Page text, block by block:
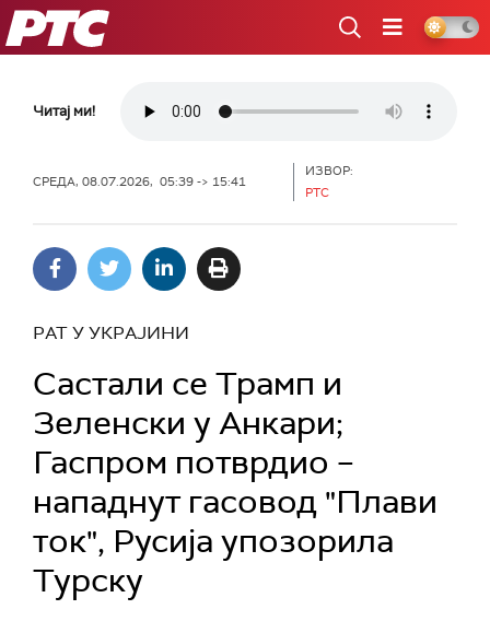
РТС
Читај ми!
СРЕДА, 08.07.2026, 05:39 -> 15:41
ИЗВОР:
РТС
РАТ У УКРАЈИНИ
Састали се Трамп и
Зеленски у Анкари;
Гаспром потврдио –
нападнут гасовод "Плави
ток", Русија упозорила
Турску